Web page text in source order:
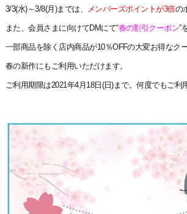
3/3(水)～3/8(月)までは、 メンバーズポイントが3倍の
また、会員さまに向けてDMにて“春の割引クーポン”
一部商品を除く店内商品が10％OFFの大変お得なク
春の新作にもご利用いただけます。
ご利用期限は2021年4月18日(日)まで。何度でもご利